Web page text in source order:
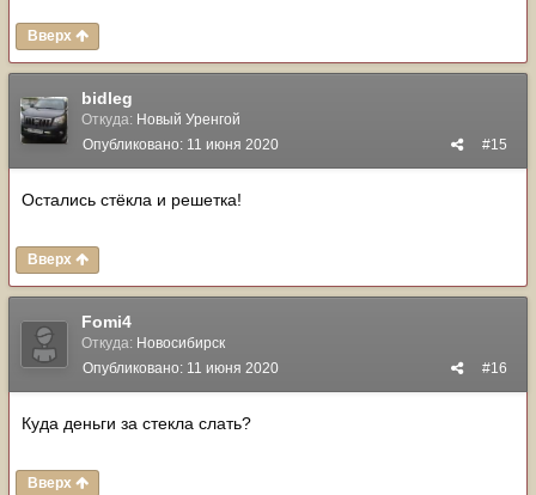
Вверх
bidleg
Откуда: Новый Уренгой
#15
Опубликовано: 11 июня 2020
Остались стёкла и решетка!
Вверх
Fomi4
Откуда: Новосибирск
#16
Опубликовано: 11 июня 2020
Куда деньги за стекла слать?
Вверх